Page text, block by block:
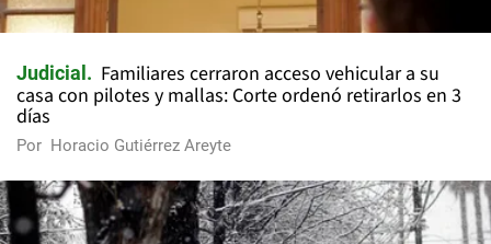
Judicial
Familiares cerraron acceso vehicular a su
casa con pilotes y mallas: Corte ordenó retirarlos en 3
días
Por Horacio Gutiérrez Areyte